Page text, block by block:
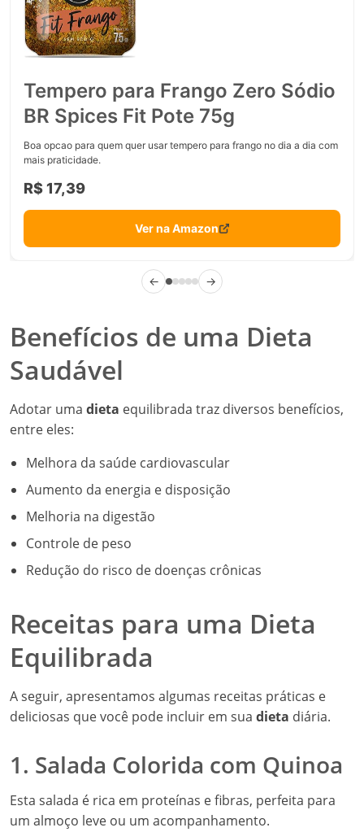
Tempero para Frango Zero Sódio
BR Spices Fit Pote 75g
Boa opcao para quem quer usar tempero para frango no dia a dia com
mais praticidade.
R$ 17,39
Ver na Amazon
← →
Benefícios de uma Dieta
Saudável
Adotar uma dieta equilibrada traz diversos benefícios,
entre eles:
Melhora da saúde cardiovascular
Aumento da energia e disposição
Melhoria na digestão
Controle de peso
Redução do risco de doenças crônicas
Receitas para uma Dieta
Equilibrada
A seguir, apresentamos algumas receitas práticas e
deliciosas que você pode incluir em sua dieta diária.
1. Salada Colorida com Quinoa
Esta salada é rica em proteínas e fibras, perfeita para
um almoço leve ou um acompanhamento.